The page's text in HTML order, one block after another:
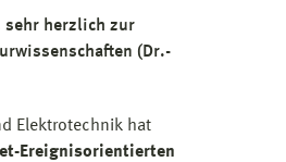
sehr herzlich zur
(Dr.-
Elektrotechnik hat
Ereignisorientierten